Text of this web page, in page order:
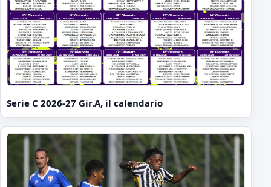
Serie C 2026-27 Gir.A, il calendario